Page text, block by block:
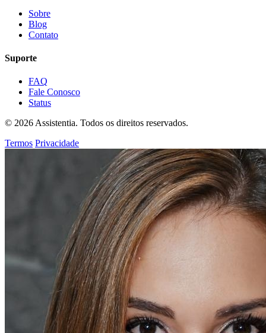
Sobre
Blog
Contato
Suporte
FAQ
Fale Conosco
Status
© 2026 Assistentia. Todos os direitos reservados.
Termos Privacidade